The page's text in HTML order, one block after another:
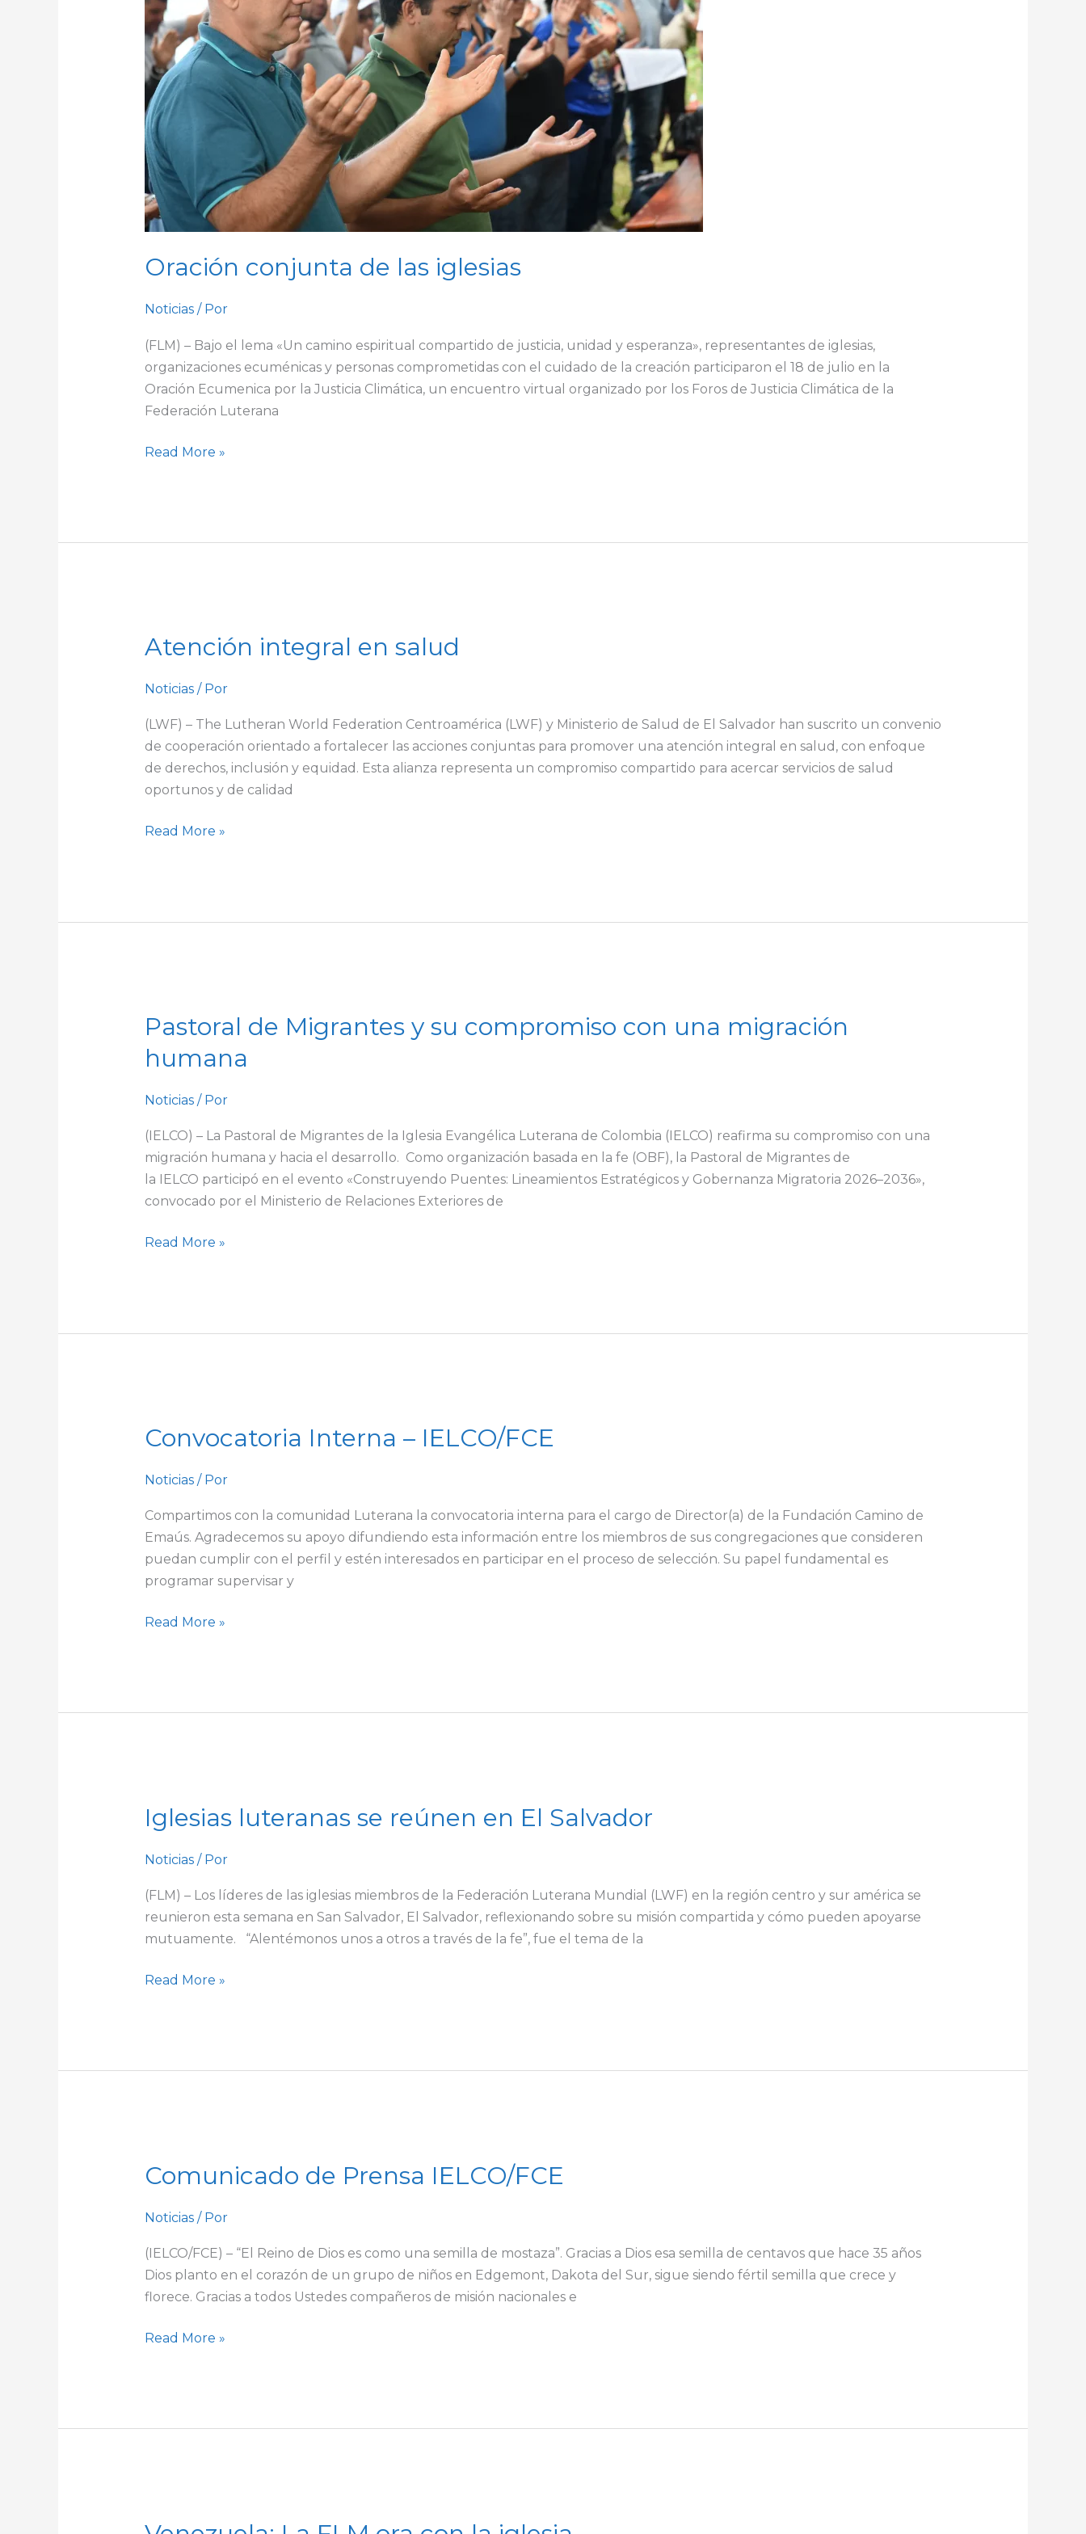
Oración conjunta de las iglesias
Noticias/ Por
(FLM) – Bajo el lema «Un camino espiritual compartido de justicia, unidad y esperanza», representantes de iglesias,
organizaciones ecuménicas y personas comprometidas con el cuidado de la creación participaron el 18 de julio en la
Oración Ecumenica por la Justicia Climática, un encuentro virtual organizado por los Foros de Justicia Climática de la
Federación Luterana
iglesias
Read More »
Atención integral en salud
Noticias/ Por
(LWF) – The Lutheran World Federation Centroamérica (LWF) y Ministerio de Salud de El Salvador han suscrito un convenio
de cooperación orientado a fortalecer las acciones conjuntas para promover una atención integral en salud, con enfoque
de derechos, inclusión y equidad. Esta alianza representa un compromiso compartido para acercar servicios de salud
oportunos y de calidad
integral
salud
Read More »
Pastoral de Migrantes y su compromiso con una migración
humana
Noticias/ Por
(IELCO) – La Pastoral de Migrantes de la Iglesia Evangélica Luterana de Colombia (IELCO) reafirma su compromiso con una
migración humana y hacia el desarrollo. Como organización basada en la fe (OBF), la Pastoral de Migrantes de
la IELCO participó en el evento «Construyendo Puentes: Lineamientos Estratégicos y Gobernanza Migratoria 2026–2036»,
convocado por el Ministerio de Relaciones Exteriores de
de
Migrantes
y
compromiso
con
una
migración
humana
Read More »
Convocatoria Interna – IELCO/FCE
Noticias/ Por
Compartimos con la comunidad Luterana la convocatoria interna para el cargo de Director(a) de la Fundación Camino de
Emaús. Agradecemos su apoyo difundiendo esta información entre los miembros de sus congregaciones que consideren
puedan cumplir con el perfil y estén interesados en participar en el proceso de selección. Su papel fundamental es
programar supervisar y
Interna
IELCO/FCE
Read More »
Iglesias luteranas se reúnen en El Salvador
Noticias/ Por
(FLM) – Los líderes de las iglesias miembros de la Federación Luterana Mundial (LWF) en la región centro y sur américa se
reunieron esta semana en San Salvador, El Salvador, reflexionando sobre su misión compartida y cómo pueden apoyarse
mutuamente. “Alentémonos unos a otros a través de la fe”, fue el tema de la
luteranas
se
reúnen
El
Salvador
Read More »
Comunicado de Prensa IELCO/FCE
Noticias/ Por
(IELCO/FCE) – “El Reino de Dios es como una semilla de mostaza”. Gracias a Dios esa semilla de centavos que hace 35 años
Dios planto en el corazón de un grupo de niños en Edgemont, Dakota del Sur, sigue siendo fértil semilla que crece y
florece. Gracias a todos Ustedes compañeros de misión nacionales e
de
IELCO/FCE
Read More »
La